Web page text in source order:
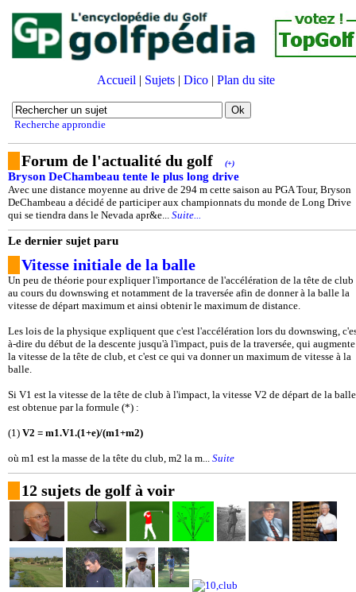
Accueil | Sujets | Dico | Plan du site
Recherche approndie
Forum de l'actualité du golf (+)
Bryson DeChambeau tente le plus long drive
Avec une distance moyenne au drive de 294 m cette saison au PGA Tour, Bryson
DeChambeau a décidé de participer aux championnats du monde de Long Drive
qui se tiendra dans le Nevada apr&e... Suite...
Le dernier sujet paru
Vitesse initiale de la balle
Un peu de théorie pour expliquer l'importance de l'accélération de la tête de club
au cours du downswing et notamment de la traversée afin de donner à la balle la
vitesse de départ maximum et ainsi obtenir le maximum de distance.
Les lois de la physique expliquent que c'est l'accélération lors du downswing,
à-dire du début de la descente jusqu'à l'impact, puis de la traversée, qui augmente
la vitesse de la tête de club, et c'est ce qui va donner un maximum de vitesse à la
balle.
Si V1 est la vitesse de la tête de club à l'impact, la vitesse V2 de départ de la balle
est obtenue par la formule (*) :
(1) V2 = m1.V1.(1+e)/(m1+m2)
où m1 est la masse de la tête du club, m2 la m... Suite
12 sujets de golf à voir